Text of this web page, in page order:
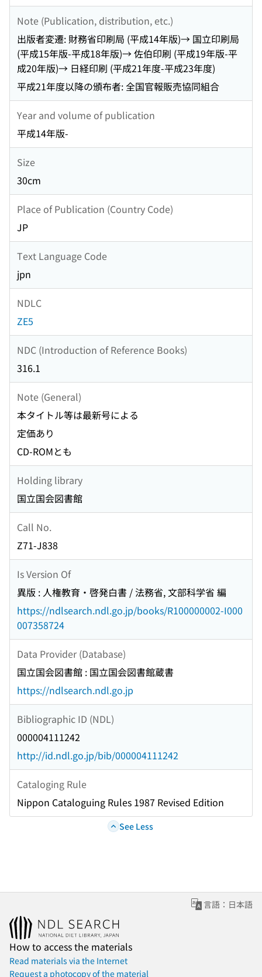
Note (Publication, distribution, etc.)
出版者変遷: 財務省印刷局 (平成14年版)→ 国立印刷局
(平成15年版-平成18年版)→ 佐伯印刷 (平成19年版-平
成20年版)→ 日経印刷 (平成21年度-平成23年度)
平成21年度以降の頒布者: 全国官報販売協同組合
Year and volume of publication
平成14年版-
Size
30cm
Place of Publication (Country Code)
JP
Text Language Code
jpn
NDLC
ZE5
NDC (Introduction of Reference Books)
316.1
Note (General)
本タイトル等は最新号による
定価あり
CD-ROMとも
Holding library
国立国会図書館
Call No.
Z71-J838
Is Version Of
異版 : 人権教育・啓発白書 / 法務省, 文部科学省 編
https://ndlsearch.ndl.go.jp/books/R100000002-I000
007358724
Data Provider (Database)
国立国会図書館 : 国立国会図書館蔵書
https://ndlsearch.ndl.go.jp
Bibliographic ID (NDL)
000004111242
http://id.ndl.go.jp/bib/000004111242
Cataloging Rule
Nippon Cataloguing Rules 1987 Revised Edition
See Less
言語：日本語
How to access the materials
Read materials via the Internet
Request a photocopy of the material